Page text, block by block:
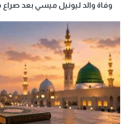
وفاة والد ليونيل ميسي بعد